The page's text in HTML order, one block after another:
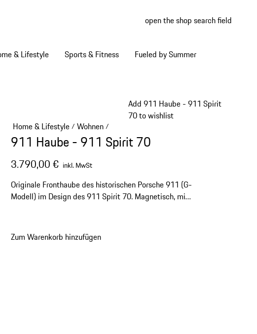
open the shop search field
& Lifestyle Sports & Fitness Fueled by Summer
Add 911 Haube - 911 Spirit
70 to wishlist
Home & Lifestyle/ Wohnen/
911 Haube - 911 Spirit 70
3.790,00 € inkl. MwSt
Originale Fronthaube des historischen Porsche 911 (G-
Modell) im Design des 911 Spirit 70. Magnetisch, mit
Wochen vergehen.
Zum Warenkorb hinzufügen